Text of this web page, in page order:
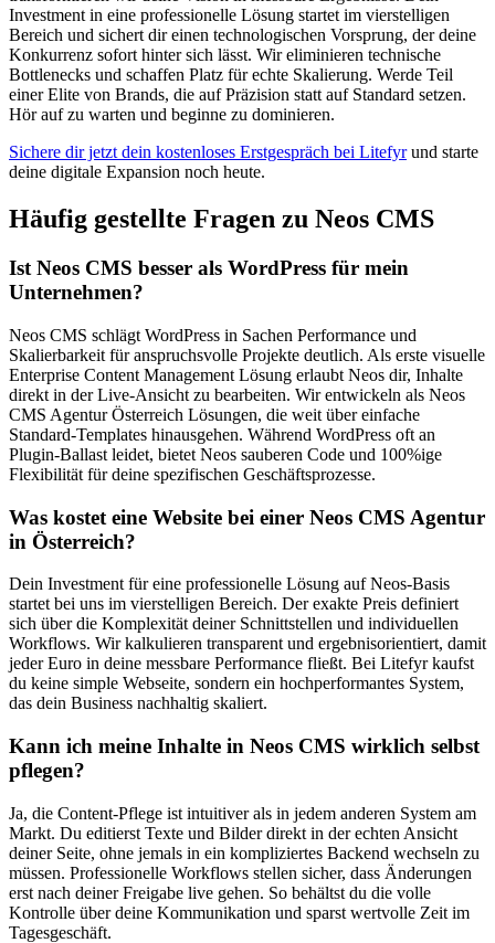
Investment in eine professionelle Lösung startet im vierstelligen
Bereich und sichert dir einen technologischen Vorsprung, der deine
Konkurrenz sofort hinter sich lässt. Wir eliminieren technische
Bottlenecks und schaffen Platz für echte Skalierung. Werde Teil
einer Elite von Brands, die auf Präzision statt auf Standard setzen.
Hör auf zu warten und beginne zu dominieren.
Sichere dir jetzt dein kostenloses Erstgespräch bei Litefyrund starte
deine digitale Expansion noch heute.
Häufig gestellte Fragen zu Neos CMS
Ist Neos CMS besser als WordPress für mein
Unternehmen?
Neos CMS schlägt WordPress in Sachen Performance und
Skalierbarkeit für anspruchsvolle Projekte deutlich. Als erste visuelle
Enterprise Content Management Lösung erlaubt Neos dir, Inhalte
direkt in der Live-Ansicht zu bearbeiten. Wir entwickeln als Neos
CMS Agentur Österreich Lösungen, die weit über einfache
Standard-Templates hinausgehen. Während WordPress oft an
Plugin-Ballast leidet, bietet Neos sauberen Code und 100%ige
Flexibilität für deine spezifischen Geschäftsprozesse.
Was kostet eine Website bei einer Neos CMS Agentur
in Österreich?
Dein Investment für eine professionelle Lösung auf Neos-Basis
startet bei uns im vierstelligen Bereich. Der exakte Preis definiert
sich über die Komplexität deiner Schnittstellen und individuellen
Workflows. Wir kalkulieren transparent und ergebnisorientiert, damit
jeder Euro in deine messbare Performance fließt. Bei Litefyr kaufst
du keine simple Webseite, sondern ein hochperformantes System,
das dein Business nachhaltig skaliert.
Kann ich meine Inhalte in Neos CMS wirklich selbst
pflegen?
Ja, die Content-Pflege ist intuitiver als in jedem anderen System am
Markt. Du editierst Texte und Bilder direkt in der echten Ansicht
deiner Seite, ohne jemals in ein kompliziertes Backend wechseln zu
müssen. Professionelle Workflows stellen sicher, dass Änderungen
erst nach deiner Freigabe live gehen. So behältst du die volle
Kontrolle über deine Kommunikation und sparst wertvolle Zeit im
Tagesgeschäft.